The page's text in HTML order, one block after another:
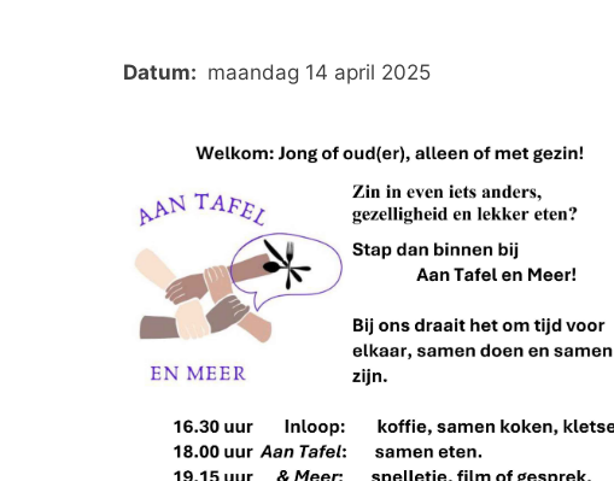
Datum: maandag 14 april 2025